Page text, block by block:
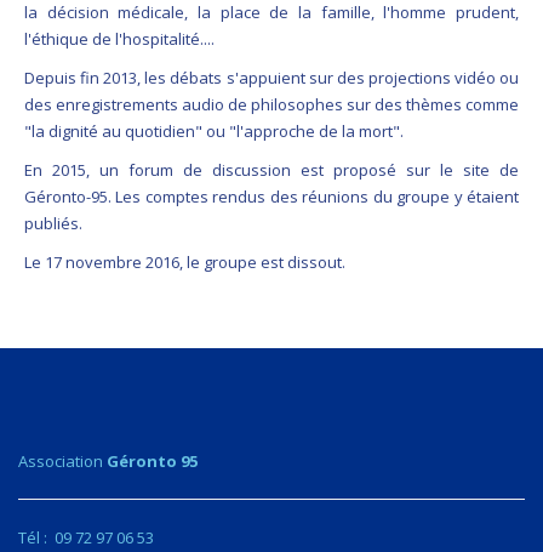
la décision médicale, la place de la famille, l'homme prudent,
l'éthique de l'hospitalité....
Depuis fin 2013, les débats s'appuient sur des projections vidéo ou
des enregistrements audio de philosophes sur des thèmes comme
"la dignité au quotidien" ou "l'approche de la mort".
En 2015, un forum de discussion est proposé sur le site de
Géronto-95. Les comptes rendus des réunions du groupe y étaient
publiés.
Le 17 novembre 2016, le groupe est dissout.
Association Géronto 95
Tél : 09 72 97 06 53